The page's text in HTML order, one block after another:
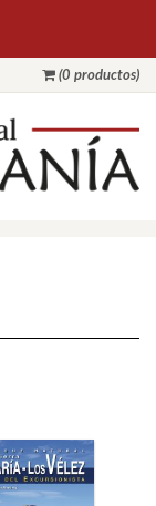
(0 productos)